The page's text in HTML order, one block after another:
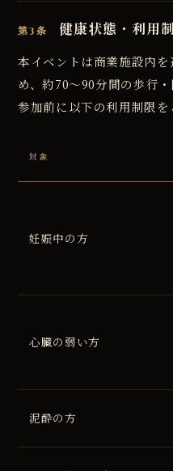
第3条 健康状態・利用
本イベントは商業施設内
め、約70〜90分間の歩行
参加前に以下の利用制限を
対象
妊娠中の方
心臓の弱い方
泥酔の方